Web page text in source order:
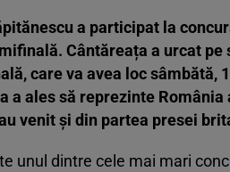
a participat la
Cântăreața a urcat pe
care va avea loc sâmbătă,
a ales să reprezinte
venit și din partea presei
unul dintre cele mai mari